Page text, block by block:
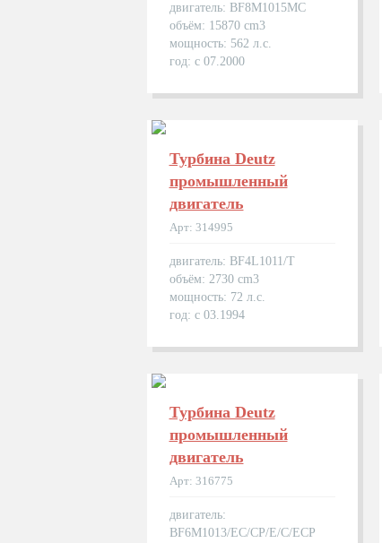
двигатель: BF8M1015MC
объём: 15870 cm3
мощность: 562 л.с.
год: с 07.2000
Турбина Deutz
промышленный
двигатель
Арт: 314995
двигатель: BF4L1011/T
объём: 2730 cm3
мощность: 72 л.с.
год: с 03.1994
Турбина Deutz
промышленный
двигатель
Арт: 316775
двигатель:
BF6M1013/EC/CP/E/C/ECP